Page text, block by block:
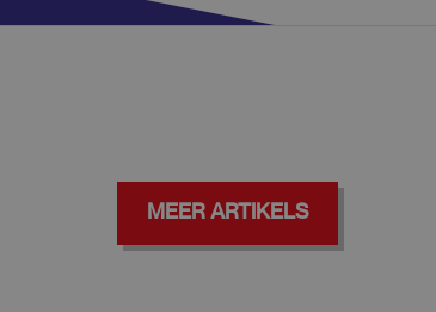
MEER ARTIKELS